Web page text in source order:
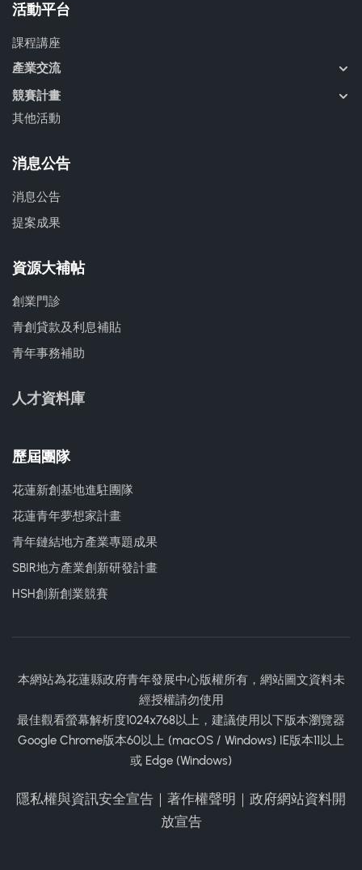
活動平台
課程講座
產業交流
競賽計畫
其他活動
消息公告
消息公告
提案成果
資源大補帖
創業門診
青創貸款及利息補貼
青年事務補助
人才資料庫
歷屆團隊
花蓮新創基地進駐團隊
花蓮青年夢想家計畫
青年鏈結地方產業專題成果
SBIR地方產業創新研發計畫
HSH創新創業競賽
本網站為花蓮縣政府青年發展中心版權所有，網站圖文資料未
經授權請勿使用
最佳觀看螢幕解析度1024x768以上，建議使用以下版本瀏覽器
Google Chrome版本60以上 (macOS / Windows) IE版本11以上
或 Edge (Windows)
隱私權與資訊安全宣告 ｜ 著作權聲明 ｜ 政府網站資料開
放宣告